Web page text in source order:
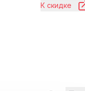
К скидке